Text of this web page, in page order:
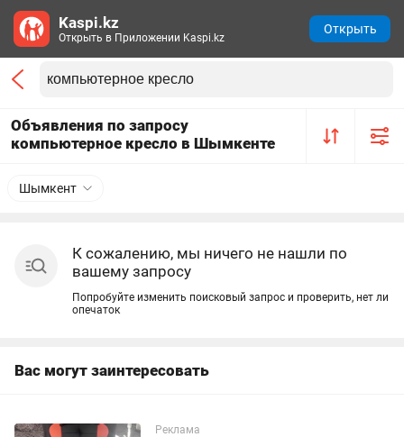
Объявления по запросу
компьютерное кресло в Шымкенте
Шымкент
К сожалению, мы ничего не нашли по
вашему запросу
Попробуйте изменить поисковый запрос и проверить, нет ли
опечаток
Вас могут заинтересовать
Реклама
Kaspi.kz
Открыть в Приложении Kaspi.kz
Открыть